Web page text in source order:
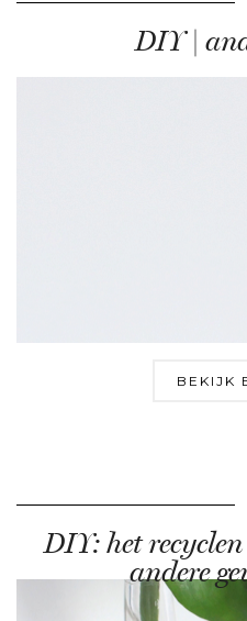
DIY |
BEKIJK
DIY: het
andere